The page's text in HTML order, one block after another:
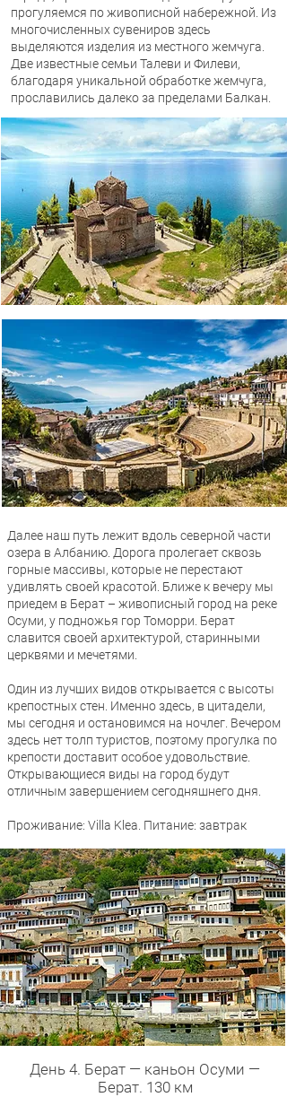
прогуляемся по живописной набережной. Из
многочисленных сувениров здесь
выделяются изделия из местного жемчуга.
Две известные семьи Талеви и Филеви,
благодаря уникальной обработке жемчуга,
прославились далеко за пределами Балкан.
Далее наш путь лежит вдоль северной части
озера в Албанию. Дорога пролегает сквозь
горные массивы, которые не перестают
удивлять своей красотой. Ближе к вечеру мы
приедем в Берат – живописный город на реке
Осуми, у подножья гор Томорри. Берат
славится своей архитектурой, старинными
церквями и мечетями.
Один из лучших видов открывается с высоты
крепостных стен. Именно здесь, в цитадели,
мы сегодня и остановимся на ночлег. Вечером
здесь нет толп туристов, поэтому прогулка по
крепости доставит особое удовольствие.
Открывающиеся виды на город будут
отличным завершением сегодняшнего дня.
Проживание: Villa Klea. Питание: завтрак
День 4. Берат — каньон Осуми —
Берат. 130 км